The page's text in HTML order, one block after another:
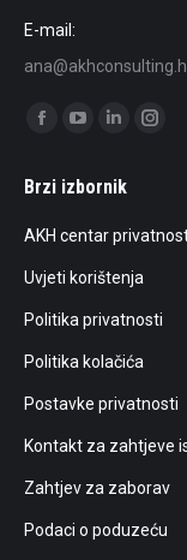
E-mail:
Find us on:
opens
in
window
YouTube
opens
in
window
Linkedin
opens
window
in
Brzi izbornik
AKH centar
Uvjeti korištenja
Politika privatnosti
Politika kolačića
Postavke privatnosti
Kontakt za zahtjeve
Zahtjev za zaborav
Podaci o poduzeću